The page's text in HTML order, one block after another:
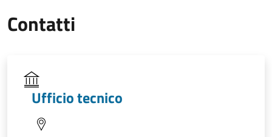
Contatti
Ufficio tecnico